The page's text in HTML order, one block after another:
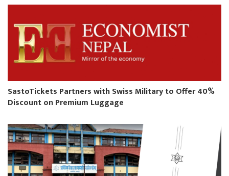
SastoTickets Partners with Swiss Military to Offer 40%
Discount on Premium Luggage